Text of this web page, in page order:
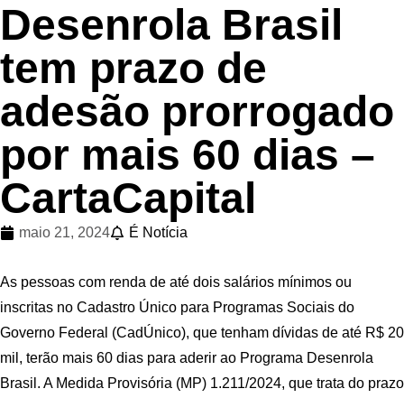
Desenrola Brasil
tem prazo de
adesão prorrogado
por mais 60 dias –
CartaCapital
maio 21, 2024 É Notícia
As pessoas com renda de até dois salários mínimos ou
inscritas no Cadastro Único para Programas Sociais do
Governo Federal (CadÚnico), que tenham dívidas de até R$ 20
mil, terão mais 60 dias para aderir ao Programa Desenrola
Brasil. A Medida Provisória (MP) 1.211/2024, que trata do prazo